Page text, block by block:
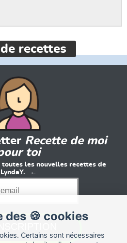
recettes
des 🍪 cookies
Certains sont nécessaires
Recette de moi
toi
toutes les nouvelles recettes de
LyndaY.